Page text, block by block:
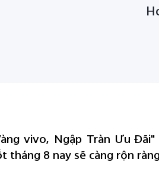
vivo, Ngập Tràn Ưu
tháng 8 nay sẽ càng rộn